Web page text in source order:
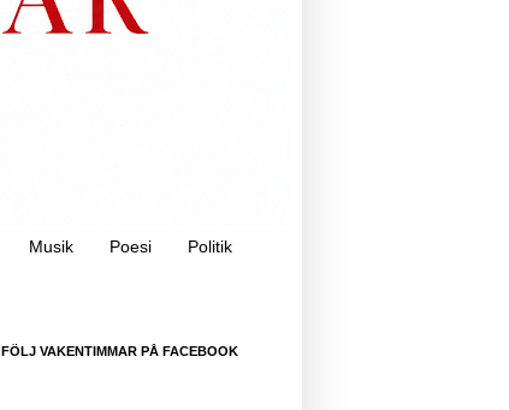
Musik Poesi Politik
FÖLJ VAKENTIMMAR PÅ FACEBOOK